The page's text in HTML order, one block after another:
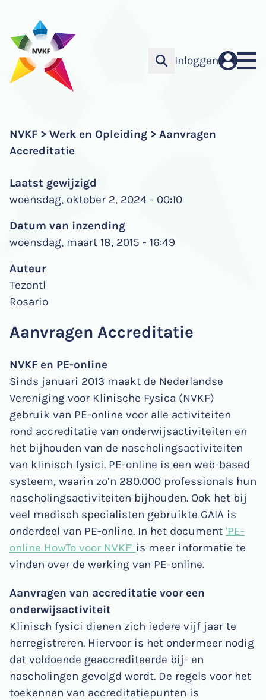
naar
inhoud
Hoofdnavigatie
Actueel
Nieuws
Vacatures
Congres
Vereniging
Commissies
Kringen
Kennisplatforms
Lidmaatschap
Vertrouwenspersoon
Vakgebied
In opleiding
Stichting OKF
Accreditatie
Herregistratie
Nascholingsagenda
Kwaliteit
Raad Kwaliteit
Indicatoren
Kwaliteitsvisitaties
Richtlijnen en leidraden
SKMS
Kenniscentrum
Forum
Links
KLIFOP
Bestuur
Documenten en informatie
Contact
Inloggen
Kruimelpad
NVKF Werk en Opleiding
Aanvragen
Accreditatie
Laatst gewijzigd
woensdag, oktober 2, 2024 - 00:10
Datum van inzending
woensdag, maart 18, 2015 - 16:49
Auteur
Tezontl
Rosario
Aanvragen Accreditatie
NVKF en PE-online
Sinds januari 2013 maakt de Nederlandse
Vereniging voor Klinische Fysica (NVKF)
gebruik van PE-online voor alle activiteiten
rond accreditatie van onderwijsactiviteiten en
het bijhouden van de nascholingsactiviteiten
van klinisch fysici. PE-online is een web-based
systeem, waarin zo’n 280.000 professionals hun
nascholingsactiviteiten bijhouden. Ook het bij
veel medisch specialisten gebruikte GAIA is
onderdeel van PE-online. In het document 'PE-
online HowTo voor NVKF' is meer informatie te
vinden over de werking van PE-online.
Aanvragen van accreditatie voor een
onderwijsactiviteit
Klinisch fysici dienen zich iedere vijf jaar te
herregistreren. Hiervoor is het ondermeer nodig
dat voldoende geaccrediteerde bij- en
nascholingen gevolgd wordt. De regels voor het
toekennen van accreditatiepunten is